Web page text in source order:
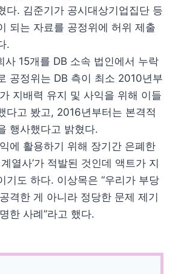
다. 김준기가 공시대상기업집단 등
되는 자료를 공정위에 허위 제출
.
사 15개를 DB 소속 법인에서 누락
공정위는 DB 측이 최소 2010년부
지배력 유지 및 사익을 위해 이들
다고 봤고, 2016년부터는 본격적
행사했다고 밝혔다.
에 활용하기 위해 장기간 은폐한
열사’가 적발된 것인데 액트가 지
기도 하다. 이상목은 “우리가 부당
격한 게 아니라 정당한 문제 제기
한 사례”라고 했다.